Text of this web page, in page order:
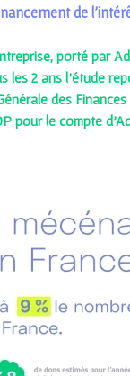
de
porté par
les 2 ans l’étude
des
pour le compte